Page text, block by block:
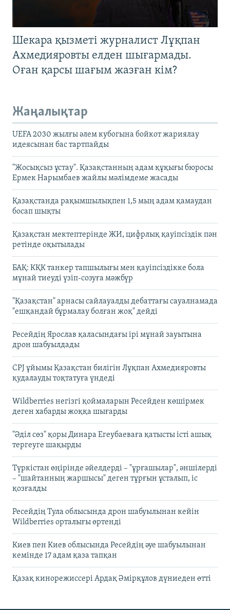
Шекара қызметі журналист Лұқпан
Ахмедияровты елден шығармады.
Оған қарсы шағым жазған кім?
Жаңалықтар
UEFA 2030 жылғы әлем кубогына бойкот жариялау
идеясынан бас тартпайды
"Жосықсыз ұстау". Қазақстанның адам құқығы бюросы
Ермек Нарымбаев жайлы мәлімдеме жасады
Қазақстанда рақымшылықпен 1,5 мың адам қамаудан
босап шықты
Қазақстан мектептерінде ЖИ, цифрлық қауіпсіздік пән
ретінде оқытылады
БАҚ: КҚК танкер тапшылығы мен қауіпсіздікке бола
мұнай тиеуді үзіп-созуға мәжбүр
"Қазақстан" арнасы сайлауалды дебаттағы сауалнамада
"ешқандай бұрмалау болған жоқ" дейді
Ресейдің Ярослав қаласындағы ірі мұнай зауытына
дрон шабуылдады
CPJ ұйымы Қазақстан билігін Лұқпан Ахмедияровты
қудалауды тоқтатуға үндеді
Wildberries негізгі қоймаларын Ресейден көшірмек
деген хабарды жоққа шығарды
"Әділ сөз" қоры Динара Егеубаеваға қатысты істі ашық
тергеуге шақырды
Түркістан өңірінде әйелдерді – "ұрғашылар", әншілерді
– "шайтанның жаршысы" деген тұрғын ұсталып, іс
қозғалды
Ресейдің Тула облысында дрон шабуылынан кейін
Wildberries орталығы өртенді
Киев пен Киев облысында Ресейдің әуе шабуылынан
кемінде 17 адам қаза тапқан
Қазақ кинорежиссері Ардақ Әмірқұлов дүниеден өтті